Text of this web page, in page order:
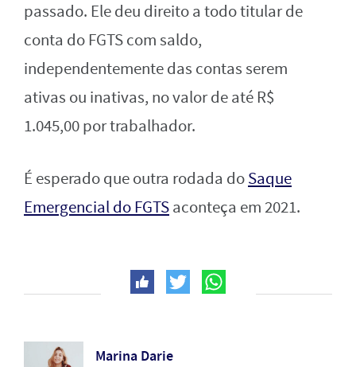
passado. Ele deu direito a todo titular de
conta do FGTS com saldo,
independentemente das contas serem
ativas ou inativas, no valor de até R$
1.045,00 por trabalhador.
É esperado que outra rodada doSaque
Emergencial do FGTSaconteça em 2021.
Marina Darie